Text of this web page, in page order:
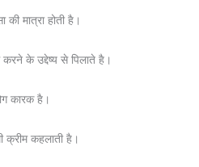
की मात्रा होती है।
के उद्देष्य से पिलाते है।
कारक है।
क्रीम कहलाती है।